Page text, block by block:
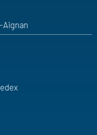
Aignan